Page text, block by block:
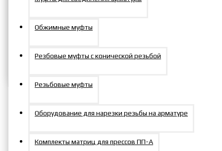
Обжимные муфты
Резбовые муфты с конической резьбой
Резьбовые муфты
Оборудование для нарезки резьбы на арматуре
Комплекты матриц для прессов ПП-А
Характеристики